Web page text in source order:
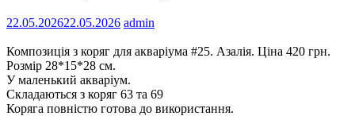
22.05.202622.05.2026 admin
Композиція з коряг для акваріума #25. Азалія. Ціна 420 грн.
Розмір 28*15*28 см.
У маленький акваріум.
Складаються з коряг 63 та 69
Коряга повністю готова до використання.